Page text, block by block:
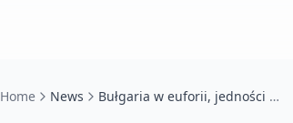
Home News Bułgaria w euforii, jedności i bangarandze!